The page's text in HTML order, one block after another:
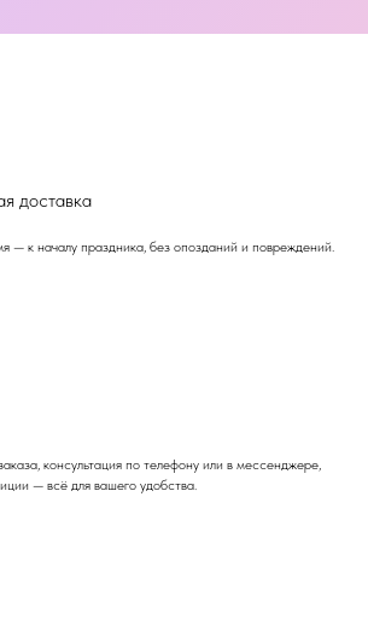
доставка
— к началу праздника, без опозданий и повреждений.
консультация по телефону или в мессенджере,
— всё для вашего удобства.